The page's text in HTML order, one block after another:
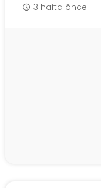
3 hafta önce